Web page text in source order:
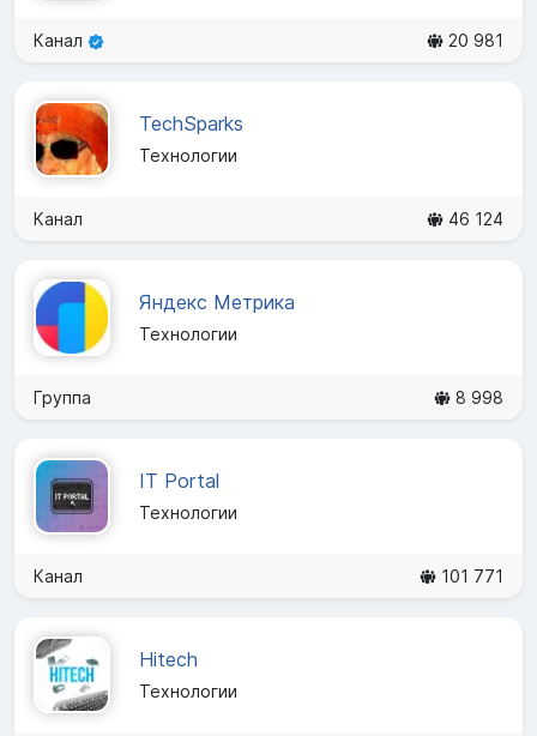
Канал 20 981
TechSparks
Технологии
Канал 46 124
Яндекс Метрика
Технологии
Группа 8 998
IT Portal
Технологии
Канал 101 771
Hitech
Технологии